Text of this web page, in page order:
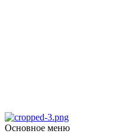
Основное меню